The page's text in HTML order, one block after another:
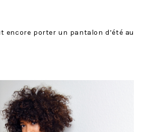
encore porter un pantalon d’été au